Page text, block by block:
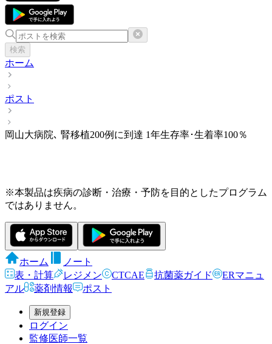
検索
ホーム
ポスト
岡山大病院､ 腎移植200例に到達 1年生存率･生着率100％
※本製品は疾病の診断・治療・予防を目的としたプログラム
ではありません。
ホーム
ノート
表・計算
レジメン CTCAE 抗菌薬ガイド
ERマニュ
アル
薬剤情報 ポスト
新規登録
ログイン
監修医師一覧